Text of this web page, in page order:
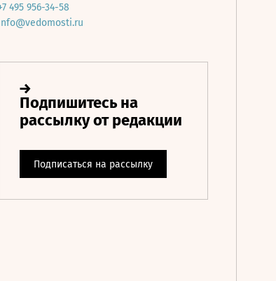
495 956-34-58